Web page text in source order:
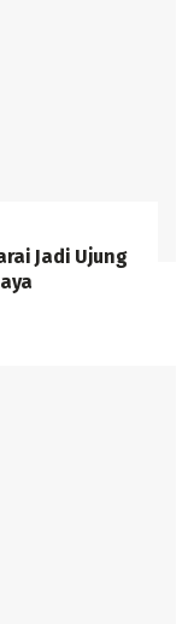
Jadi Ujung